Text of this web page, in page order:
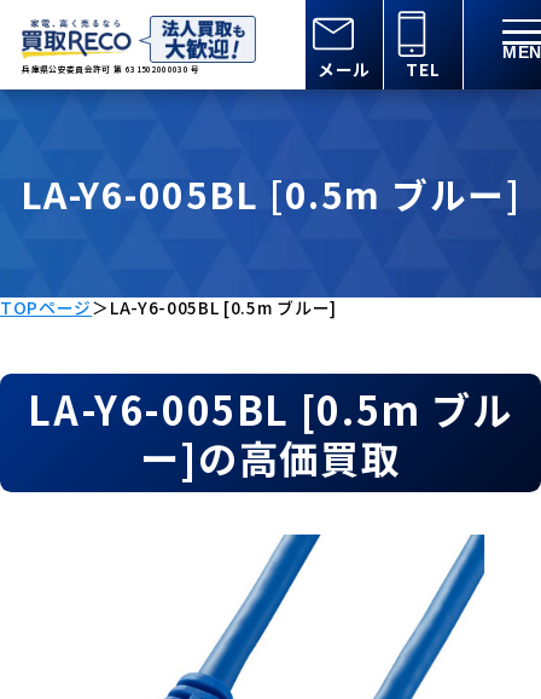
兵庫県公安委員会許可 第 631502000030 号 メール TEL
LA-Y6-005BL [0.5m ブルー]
TOPページ＞ LA-Y6-005BL [0.5m ブルー]
LA-Y6-005BL [0.5m ブル
ー]の高価買取